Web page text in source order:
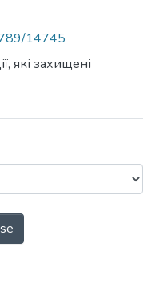
14745
які захищені
by Subject